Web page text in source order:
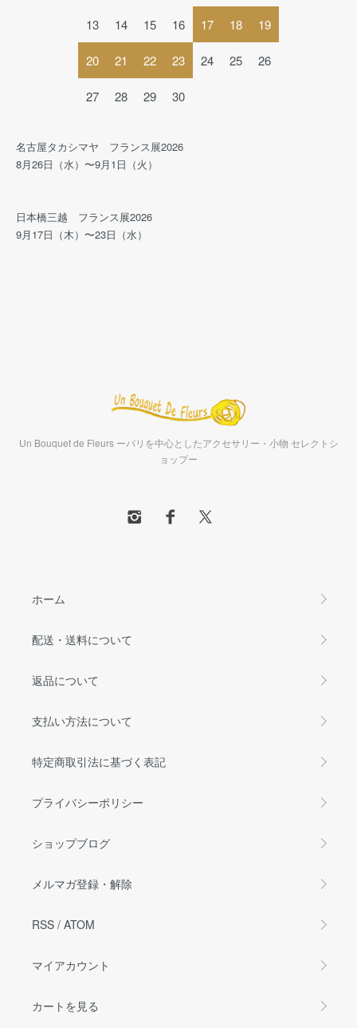
13 14 15 16 17 18 19
20 21 22 23 24 25 26
27 28 29 30
名古屋タカシマヤ フランス展2026
8月26日（水）〜9月1日（火）
日本橋三越 フランス展2026
9月17日（木）〜23日（水）
Un Bouquet de Fleurs ーパリを中心としたアクセサリー・小物 セレクトシ
ョップー
ホーム
配送・送料について
返品について
支払い方法について
特定商取引法に基づく表記
プライバシーポリシー
ショップブログ
メルマガ登録・解除
RSS / ATOM
マイアカウント
カートを見る